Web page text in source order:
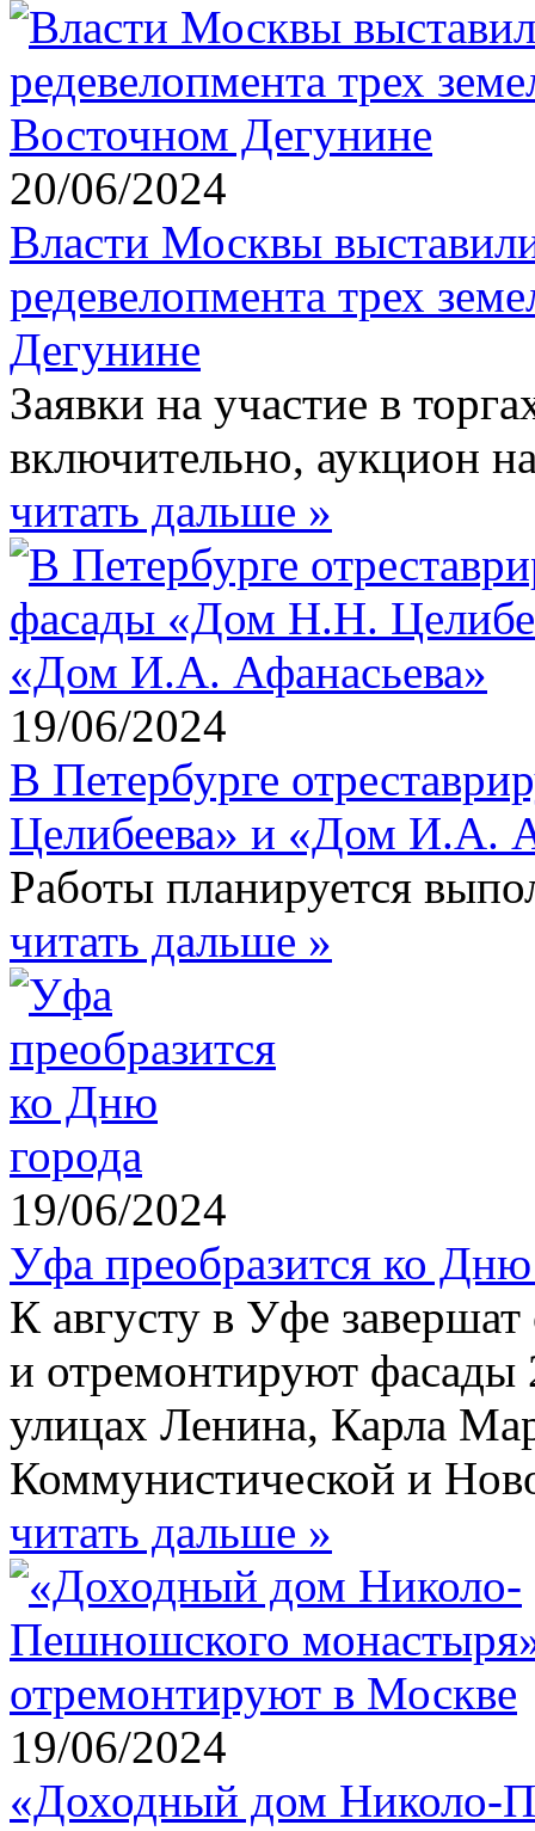
20/06/2024
Власти Москвы
редевелопмента трех
Дегунине
Заявки на участие в
включительно, аукцион
читать дальше »
19/06/2024
В Петербурге
Целибеева» и «Дом И.А.
Работы планируется
читать дальше »
19/06/2024
Уфа преобразится ко Дню
К августу в Уфе
и отремонтируют фасады
улицах Ленина, Карла
Коммунистической и
читать дальше »
19/06/2024
«Доходный дом Николо-